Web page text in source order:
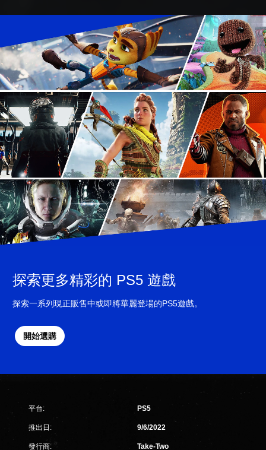
探索更多精彩的 PS5 遊戲
探索一系列現正販售中或即將華麗登場的PS5遊戲。
開始選購
平台: PS5
推出日: 9/6/2022
發行商: Take-Two